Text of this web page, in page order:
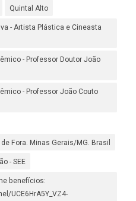
Quintal Alto
- Artista Plástica e Cineasta
- Professor Doutor João
- Professor João Couto
Fora. Minas Gerais/MG. Brasil
- SEE
benefícios:
UCE6HrA5Y_VZ4-